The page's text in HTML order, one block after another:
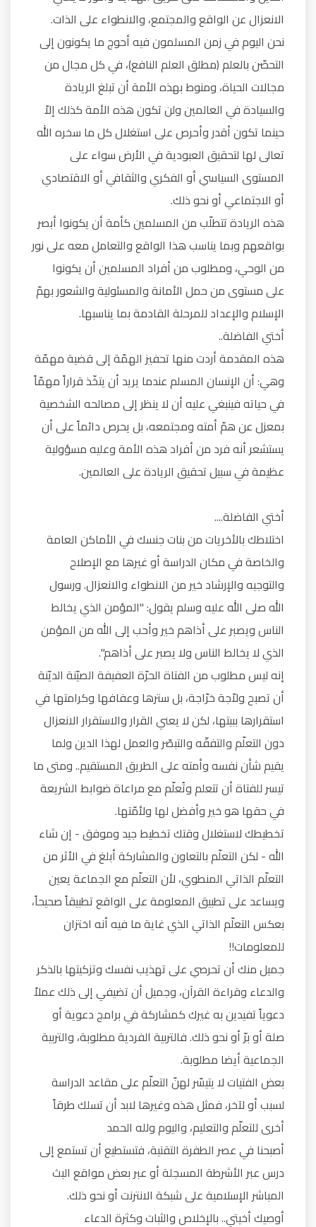
الانعزال عن الواقع والمجتمع، والانطواء على الذات.
نحن اليوم في زمن المسلمون فيه أحوج ما يكونون إلى
التحصّن بالعلم (مطلق العلم النافع)، في كل مجال من
مجالات الحياة، ومنوط بهذه الأمة أن تبلغ الريادة
والسيادة في العالمين ولن تكون هذه الأمة كذلك إلاّ
حينما تكون أقدر وأحرص على استغلال كل ما سخره الله
تعالى لها لتحقيق العبودية في الأرض سواء على
المستوى السياسي أو الفكري والثقافي أو الاقتصادي
أو الاجتماعي أو نحو ذلك.
هذه الريادة تتطلّب من المسلمين كأمة أن يكونوا أبصر
بواقعهم وبما يناسب هذا الواقع والتعامل معه على نور
من الوحي، ومطلوب من أفراد المسلمين أن يكونوا
على مستوى من حمل الأمانة والمسئولية والشعور بهمّ
الإسلام والإعداد للمرحلة القادمة بما يناسبها.
أختي الفاضلة..
هذه المقدمة أردت منها تحفيز الهمّة إلى قضية مهمّة
وهي: أن الإنسان المسلم عندما يريد أن يتخّذ قراراً مهمّاً
في حياته فينبغي عليه أن لا ينظر إلى مصالحه الشخصية
بمعزل عن همّ أمته ومجتمعه، بل يحرص دائماً على أن
يستشعر أنه فرد من أفراد هذه الأمة وعليه مسؤولية
عظيمة في سبيل تحقيق الريادة على العالمين.
أختي الفاضلة....
اختلاطك بالأخريات من بنات جنسك في الأماكن العامة
والخاصة في مكان الدراسة أو غيرها مع الإصلاح
والتوجيه والإرشاد خير من الانطواء والانعزال. ورسول
الله صلى الله عليه وسلم يقول: "المؤمن الذي يخالط
الناس ويصبر على أذاهم خير وأحب إلى الله من المؤمن
الذي لا يخالط الناس ولا يصبر على أذاهم".
إنه ليس مطلوب من الفتاة الحرّة العفيفة الصيّنة الديّنة
أن تصبح ولاّجة خرّاجة، بل سترها وعفافها وكرامتها في
استقرارها ببيتها، لكن لا يعني القرار والاستقرار الانعزال
دون التعلّم والتفقّه والتبصّر والعمل لهذا الدين ولما
يقيم شأن نفسه وأمته على الطريق المستقيم.. ومتى ما
تيسر للفتاة أن تتعلم وتُعلّم مع مراعاة ضوابط الشريعة
في حقها هو خير وأفضل لها ولأمّتها.
تخطيطك لاستغلال وقتك تخطيط جيد وموفق - إن شاء
الله - لكن التعلّم بالتعاون والمشاركة أبلغ في الأثر من
التعلّم الذاتي المنطوي، لأن التعلّم مع الجماعة يعين
ويساعد على تطبيق المعلومة على الواقع تطبيقاً صحيحاً،
بعكس التعلّم الذاتي الذي غاية ما فيه أنه اختزان
للمعلومات!!
جميل منك أن تحرصي على تهذيب نفسك وتزكيتها بالذكر
والدعاء وقراءة القرآن، وجميل أن تضيفي إلى ذلك عملاً
دعوياً تفيدين به غيرك كمشاركة في برامج دعوية أو
صلة أو برّ أو نحو ذلك. فالتربية الفردية مطلوبة، والتربية
الجماعية أيضا مطلوبة.
بعض الفتيات لا يتيسّر لهنّ التعلّم على مقاعد الدراسة
لسبب أو لآخر، فمثل هذه وغيرها لابد أن تسلك طرقاً
أخرى للتعلّم والتعليم، واليوم ولله الحمد
أصبحنا في عصر الطفرة التقنية، فتستطيع أن تستمع إلى
درس عبر الأشرطة المسجلة أو عبر بعض مواقع البث
المباشر الإسلامية على شبكة الانترنت أو نحو ذلك.
أوصيك أخيتي.. بالإخلاص والثبات وكثرة الدعاء